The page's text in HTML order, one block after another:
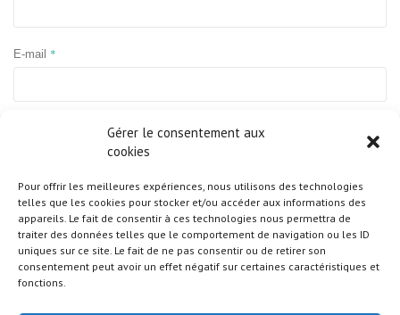
Gérer le consentement aux
cookies
Pour offrir les meilleures expériences, nous utilisons des technologies
telles que les cookies pour stocker et/ou accéder aux informations des
appareils. Le fait de consentir à ces technologies nous permettra de
traiter des données telles que le comportement de navigation ou les ID
uniques sur ce site. Le fait de ne pas consentir ou de retirer son
consentement peut avoir un effet négatif sur certaines caractéristiques et
fonctions.
E-mail *